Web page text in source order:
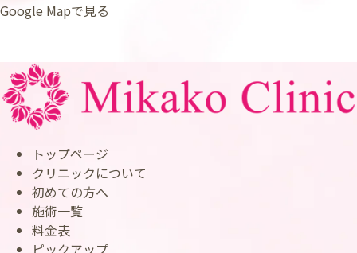
Google Mapで見る
トップページ
クリニックについて
初めての方へ
施術一覧
料金表